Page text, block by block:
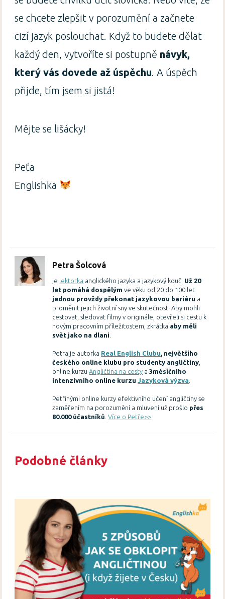
se chcete zlepšit v porozumění a začnete
cizí jazyk poslouchat. Když to budete dělat
každý den, vytvoříte si postupně návyk,
který vás dovede až úspěchu . A úspěch
přijde, tím jsem si jistá!
Mějte se lišácky!
Peťa
Englishka
Petra Šolcová
je lektorka anglického jazyka a jazykový kouč. Už 20
let pomáhá dospělým ve věku od 20 do 100 let
jednou provždy překonat jazykovou bariéru a
proměnit jejich životní sny ve skutečnost. Aby mohli
cestovat, sledovat filmy v originále, otevřeli si cestu k
novým pracovním příležitostem, zkrátka aby měli
svět jako na dlani
Petra je autorka Real English Clubu , největšího
českého online klubu pro studenty angličtiny
online kurzu Angličtina na cesty a3měsíčního
intenzivního online kurzu Jazyková výzva
Petřinými online kurzy efektivního učení angličtiny se
zaměřením na porozumění a mluvení už prošlo přes
80.000 účastníků .Více o Petře>>
Podobné články